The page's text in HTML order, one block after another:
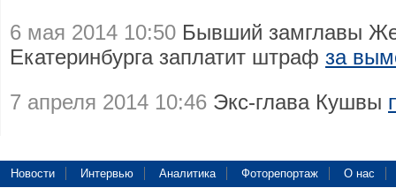
6 мая 2014 10:50 Бывший замглавы
Екатеринбурга заплатит штраф за
7 апреля 2014 10:46 Экс-глава Кушвы
Новости Интервью Аналитика Фоторепортаж О нас